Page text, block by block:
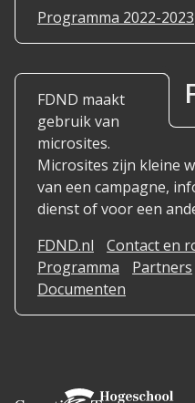
Programma 2022-2023
FDND maakt
gebruik van
microsites.
Microsites zijn kleine
van een campagne,
dienst of voor een
FDND.nl
Contact en
Programma
Partners
Documenten